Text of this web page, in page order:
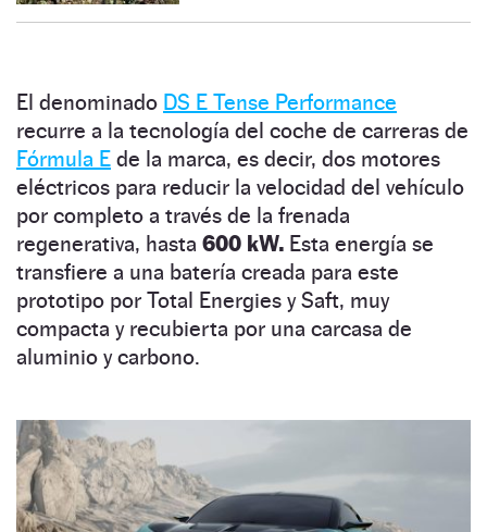
El denominado DS E Tense Performance
recurre a la tecnología del coche de carreras de
Fórmula E de la marca, es decir, dos motores
eléctricos para reducir la velocidad del vehículo
por completo a través de la frenada
regenerativa, hasta 600 kW. Esta energía se
transfiere a una batería creada para este
prototipo por Total Energies y Saft, muy
compacta y recubierta por una carcasa de
aluminio y carbono.